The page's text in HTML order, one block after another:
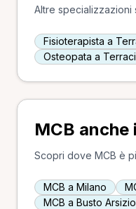
Altre specializzazioni
Fisioterapista a
Osteopata a
MCB
Scopri dove MCB è
MCB a Milano
MCB a Busto Arsizio